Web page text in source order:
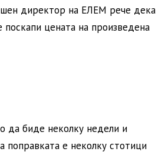
директор на ЕЛЕМ рече дека
цената на произведена
да биде неколку недели и
поправката е неколку стотици